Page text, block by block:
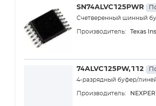
SN74ALVC125PWR
Счетверенный шинный
Производитель: Texas
74ALVC125PW,112
4-разрядный буфер/
Производитель: